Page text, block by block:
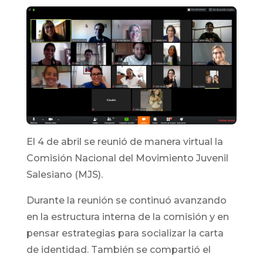
El 4 de abril se reunió de manera virtual la
Comisión Nacional del Movimiento Juvenil
Salesiano (MJS).
Durante la reunión se continuó avanzando
en la estructura interna de la comisión y en
pensar estrategias para socializar la carta
de identidad. También se compartió el